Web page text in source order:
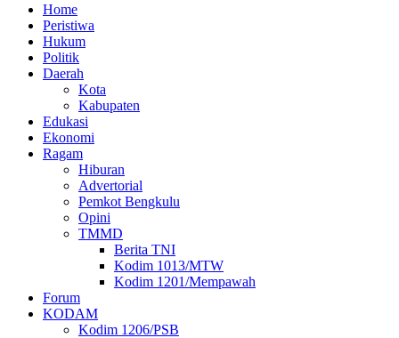
Home
Peristiwa
Hukum
Politik
Daerah
Kota
Kabupaten
Edukasi
Ekonomi
Ragam
Hiburan
Advertorial
Pemkot Bengkulu
Opini
TMMD
Berita TNI
Kodim 1013/MTW
Kodim 1201/Mempawah
Forum
KODAM
Kodim 1206/PSB